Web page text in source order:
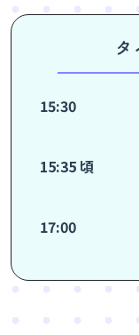
タ
15:30
15:35 頃
17:00